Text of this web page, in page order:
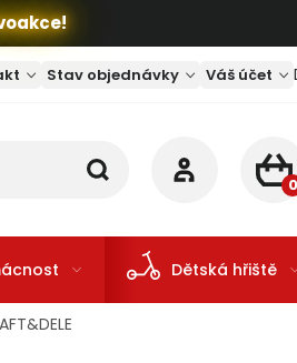
Stav objednávky Váš účet
Dětská hřiště